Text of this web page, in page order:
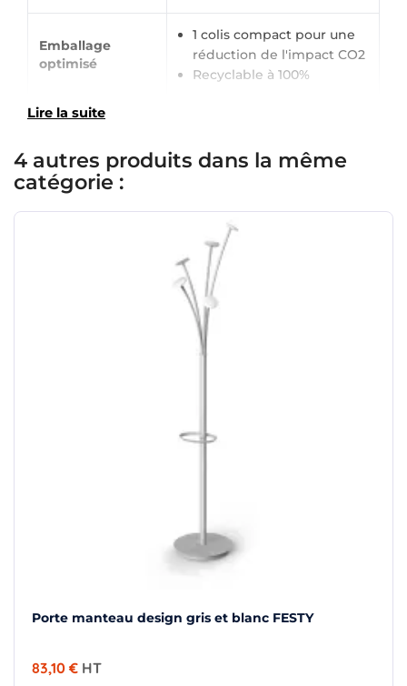
Demande de rappel ×
Emballage
optimisé
1 colis compact pour une
réduction de l'impact CO2
Recyclable à 100%
Lire la suite
4 autres produits dans la même
catégorie :
Porte manteau design gris et blanc FESTY
83,10 € HT